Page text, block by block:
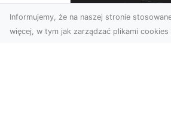
Informujemy, że na naszej stronie
więcej, w tym jak zarządzać plikami